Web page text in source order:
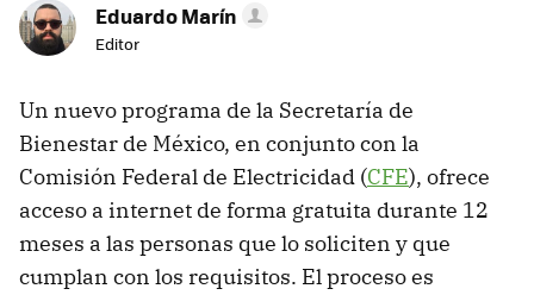
Eduardo Marín
Editor
Un nuevo programa de la Secretaría de
Bienestar de México, en conjunto con la
Comisión Federal de Electricidad (CFE), ofrece
acceso a internet de forma gratuita durante 12
meses a las personas que lo soliciten y que
cumplan con los requisitos. El proceso es